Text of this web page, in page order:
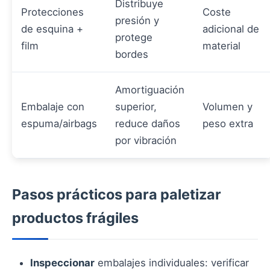
Protecciones
de esquina +
film
Distribuye
presión y
protege
bordes
Coste
adicional de
material
Embalaje con
espuma/airbags
Amortiguación
superior,
reduce daños
por vibración
Volumen y
peso extra
Pasos prácticos para paletizar
productos frágiles
Inspeccionar embalajes individuales: verificar